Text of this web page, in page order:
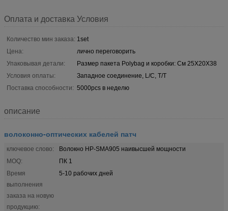
Оплата и доставка Условия
Количество мин заказа: 1set
Цена:
лично переговорить
Упаковывая детали:
Размер пакета Polybag и коробки: См 25X20X38
Условия оплаты:
Западное соединение, L/C, T/T
Поставка способности: 5000pcs в неделю
описание
волоконно-оптических кабелей патч
ключевое слово:
Волокно HP-SMA905 наивысшей мощности
MOQ:
ПК 1
Время
выполнения
заказа на новую
продукцию:
5-10 рабочих дней